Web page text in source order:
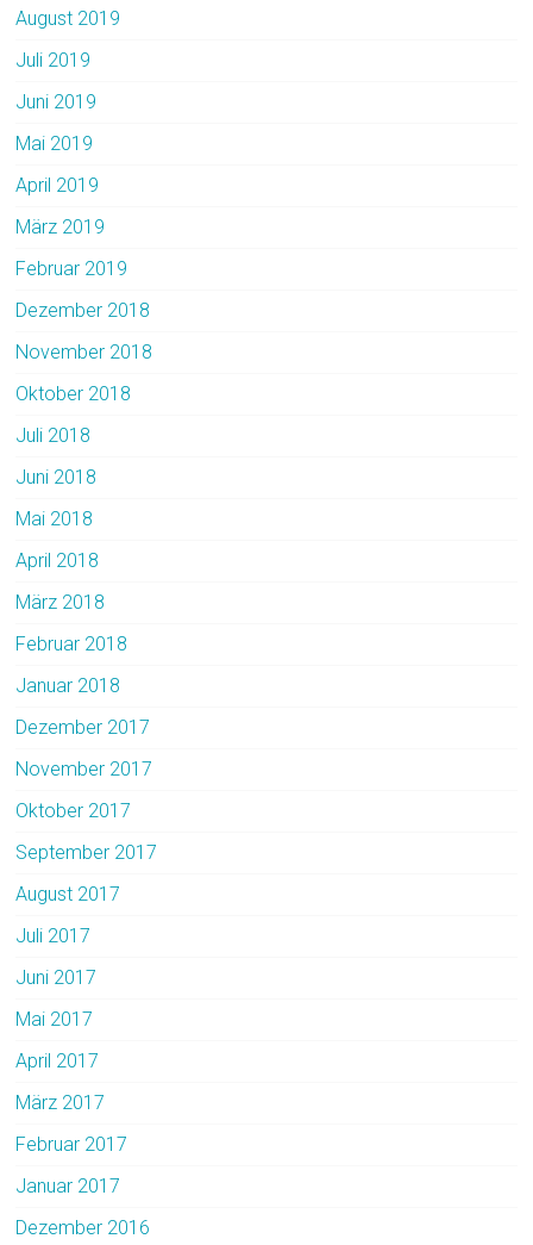
August 2019
Juli 2019
Juni 2019
Mai 2019
April 2019
März 2019
Februar 2019
Dezember 2018
November 2018
Oktober 2018
Juli 2018
Juni 2018
Mai 2018
April 2018
März 2018
Februar 2018
Januar 2018
Dezember 2017
November 2017
Oktober 2017
September 2017
August 2017
Juli 2017
Juni 2017
Mai 2017
April 2017
März 2017
Februar 2017
Januar 2017
Dezember 2016